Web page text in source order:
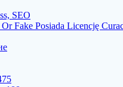
SEO
Fake Posiada Licencję